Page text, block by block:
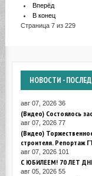
Вперёд
В конец
Страница 7 из 229
НОВОСТИ -
авг 07, 2026 36
(Видео) Состоялось
авг 07, 2026 77
(Видео)
строителя. Репортаж
авг 07, 2026 101
С ЮБИЛЕЕМ! 70 ЛЕТ
авг 05, 2026 55